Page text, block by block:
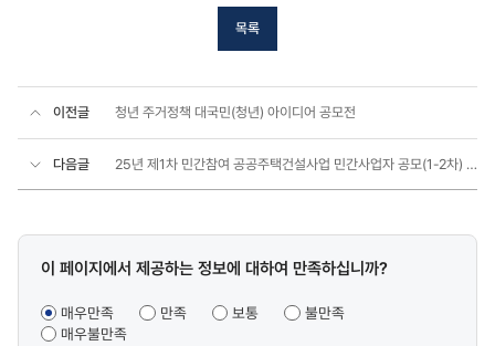
목록
이전글 청년 주거정책 대국민(청년) 아이디어 공모전
다음글 25년 제1차 민간참여 공공주택건설사업 민간사업자 공모(1-2차) 우선협상대상자 공고
콘텐츠
조사
이 페이지에서 제공하는 정보에 대하여 만족하십니까?
매우만족 만족 보통
불만족
매우불만족